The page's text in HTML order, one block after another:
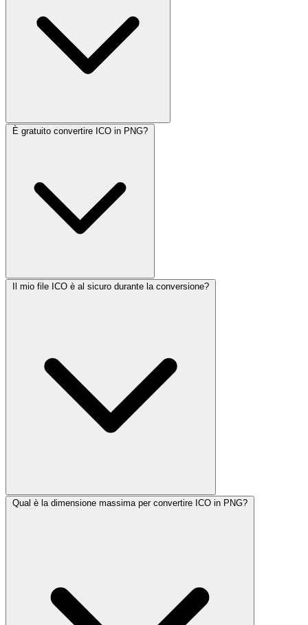
È gratuito convertire ICO in PNG?
Il mio file ICO è al sicuro durante la conversione?
Qual è la dimensione massima per convertire ICO in PNG?